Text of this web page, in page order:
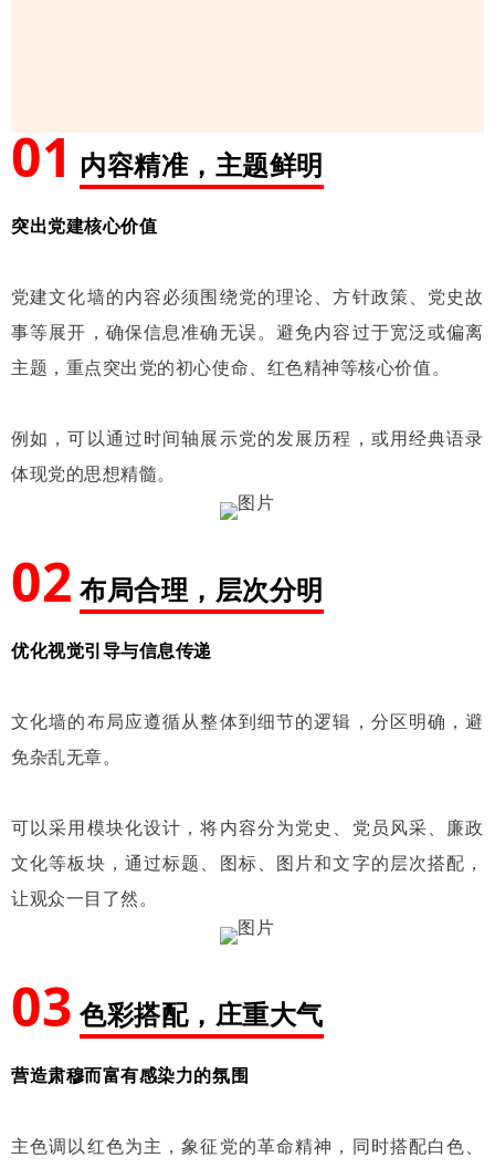
01 内容精准，主题鲜明
突出党建核心价值
党建文化墙的内容必须围绕党的理论、方针政策、党史故
事等展开，确保信息准确无误。避免内容过于宽泛或偏离
主题，重点突出党的初心使命、红色精神等核心价值。
例如，可以通过时间轴展示党的发展历程，或用经典语录
体现党的思想精髓。
02 布局合理，层次分明
优化视觉引导与信息传递
文化墙的布局应遵循从整体到细节的逻辑，分区明确，避
免杂乱无章。
可以采用模块化设计，将内容分为党史、党员风采、廉政
文化等板块，通过标题、图标、图片和文字的层次搭配，
让观众一目了然。
03 色彩搭配，庄重大气
营造肃穆而富有感染力的氛围
主色调以红色为主，象征党的革命精神，同时搭配白色、